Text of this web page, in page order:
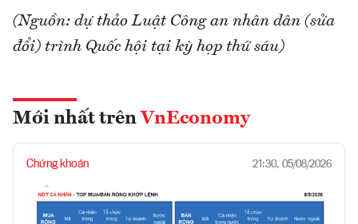
(Nguồn: dự thảo Luật Công an nhân dân (sửa
đổi) trình Quốc hội tại kỳ họp thứ sáu)
Mới nhất trên VnEconomy
Chứng khoán 21:30, 05/08/2026